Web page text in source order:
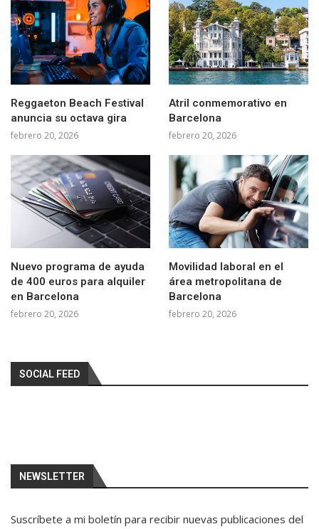
Reggaeton Beach Festival
anuncia su octava gira
febrero 20, 2026
Atril conmemorativo en
Barcelona
febrero 20, 2026
Nuevo programa de ayuda
de 400 euros para alquiler
en Barcelona
febrero 20, 2026
Movilidad laboral en el
área metropolitana de
Barcelona
febrero 20, 2026
SOCIAL FEED
NEWSLETTER
Suscríbete a mi boletín para recibir nuevas publicaciones del